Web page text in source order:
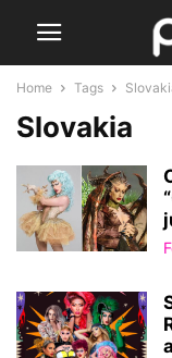
Home Tags
Slovakia